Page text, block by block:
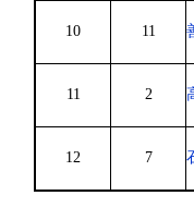
10 11
11 2
12 7